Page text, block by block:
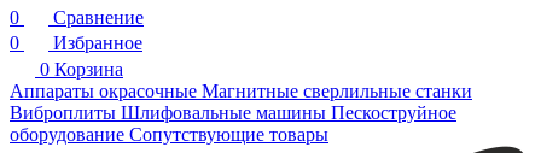
0
Сравнение
0
Избранное
0 Корзина
Аппараты окрасочные Магнитные сверлильные станки
Виброплиты Шлифовальные машины Пескоструйное
оборудование Сопутствующие товары